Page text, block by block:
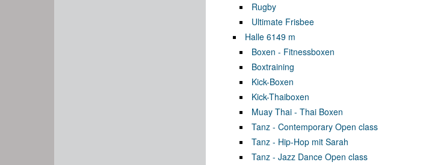
Rugby
Ultimate Frisbee
Halle 6149 m
Boxen - Fitnessboxen
Boxtraining
Kick-Boxen
Kick-Thaiboxen
Muay Thai - Thai Boxen
Tanz - Contemporary Open class
Tanz - Hip-Hop mit Sarah
Tanz - Jazz Dance Open class